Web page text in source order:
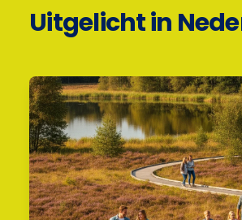
Uitgelicht in